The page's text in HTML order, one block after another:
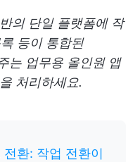
의 단일 플랫폼에 작
등이 통합된
는 업무용 올인원 앱
처리하세요.
전환: 작업 전환이